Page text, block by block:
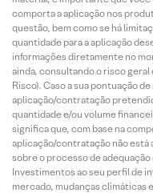
comporta a aplicação nos
questão, bem como se há
quantidade para a aplicação
informações diretamente no
ainda, consultando o risco
Risco). Caso a sua pontuação
aplicação/contratação
quantidade e/ou volume
significa que, com base na
aplicação/contratação não está
sobre o processo de
Investimentos ao seu perfil de
mercado, mudanças climáticas